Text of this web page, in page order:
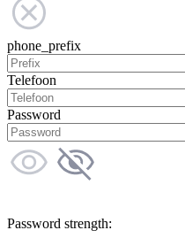
phone_prefix
Telefoon
Password
Password strength: